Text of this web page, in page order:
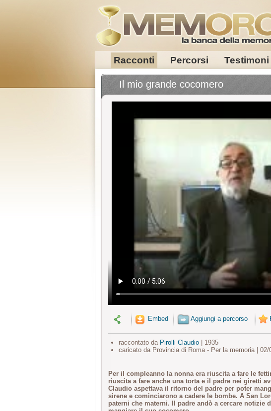
Racconti Percorsi Testimoni
Il mio grande cocomero
Embed Aggiungi a percorso
raccontato da Pirolli Claudio| 1935
caricato da Provincia di Roma - Per la memoria | 02/
Per il compleanno la nonna era riuscita a fare le
riuscita a fare anche una torta e il padre nei giretti
Claudio aspettava il ritorno del padre per poter
sirene e cominciarono a cadere le bombe. A San
paterni che materni. Il padre andò a cercare notizie